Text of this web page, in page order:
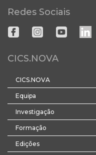
Redes Sociais
CICS.NOVA
CICS.NOVA
Equipa
Investigação
Formação
Edições